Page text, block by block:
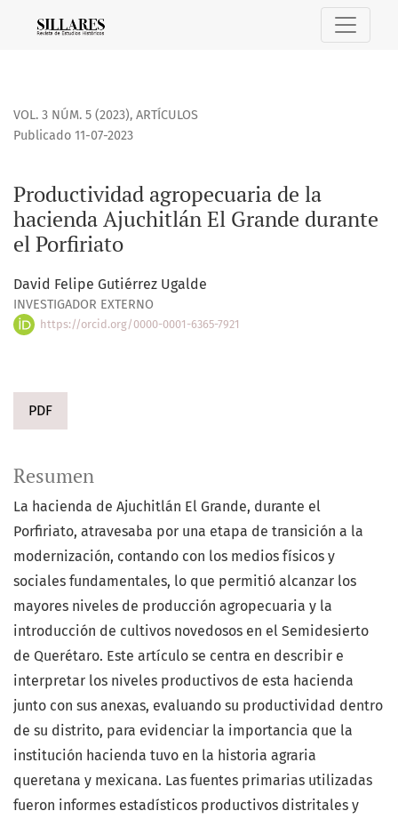
Productividad agropecuaria de la hacienda Ajuchitlán El
VOL. 3 NÚM. 5 (2023), ARTÍCULOS
Productividad agropecuaria de la
hacienda Ajuchitlán El Grande durante
el Porfiriato
Publicado 11-07-2023
David Felipe Gutiérrez Ugalde
INVESTIGADOR EXTERNO
https://orcid.org/0000-0001-6365-7921
PDF
Resumen
La hacienda de Ajuchitlán El Grande, durante el
Porfiriato, atravesaba por una etapa de transición a la
modernización, contando con los medios físicos y
sociales fundamentales, lo que permitió alcanzar los
mayores niveles de producción agropecuaria y la
introducción de cultivos novedosos en el Semidesierto
de Querétaro. Este artículo se centra en describir e
interpretar los niveles productivos de esta hacienda
junto con sus anexas, evaluando su productividad dentro
de su distrito, para evidenciar la importancia que la
institución hacienda tuvo en la historia agraria
queretana y mexicana. Las fuentes primarias utilizadas
fueron informes estadísticos productivos distritales y